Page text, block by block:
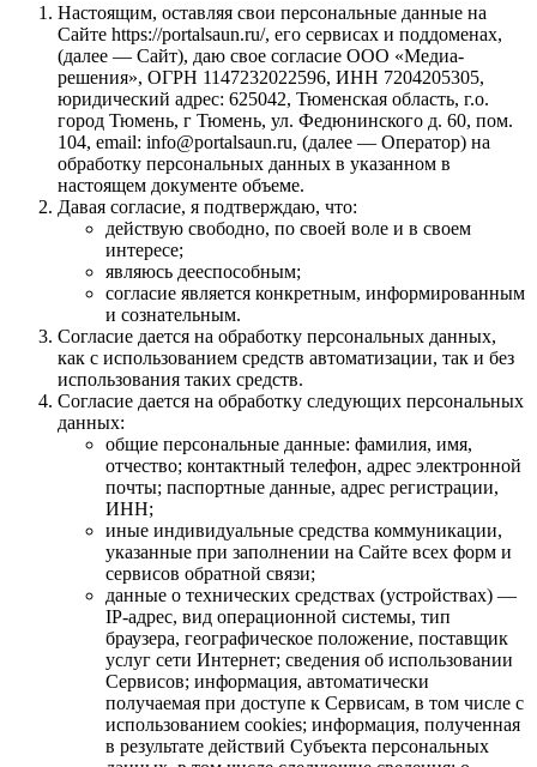
Настоящим, оставляя свои персональные данные на
Сайте https://portalsaun.ru/, его сервисах и поддоменах,
(далее — Сайт), даю свое согласие ООО «Медиа-
решения», ОГРН 1147232022596, ИНН 7204205305,
юридический адрес: 625042, Тюменская область, г.о.
город Тюмень, г Тюмень, ул. Федюнинского д. 60, пом.
104, email: info@portalsaun.ru, (далее — Оператор) на
обработку персональных данных в указанном в
настоящем документе объеме.
Давая согласие, я подтверждаю, что:
действую свободно, по своей воле и в своем
интересе;
являюсь дееспособным;
согласие является конкретным, информированным
и сознательным.
Согласие дается на обработку персональных данных,
как с использованием средств автоматизации, так и без
использования таких средств.
Согласие дается на обработку следующих персональных
данных:
общие персональные данные: фамилия, имя,
отчество; контактный телефон, адрес электронной
почты; паспортные данные, адрес регистрации,
ИНН;
иные индивидуальные средства коммуникации,
указанные при заполнении на Сайте всех форм и
сервисов обратной связи;
данные о технических средствах (устройствах) —
IP-адрес, вид операционной системы, тип
браузера, географическое положение, поставщик
услуг сети Интернет; сведения об использовании
Сервисов; информация, автоматически
получаемая при доступе к Сервисам, в том числе с
использованием cookies; информация, полученная
в результате действий Субъекта персональных